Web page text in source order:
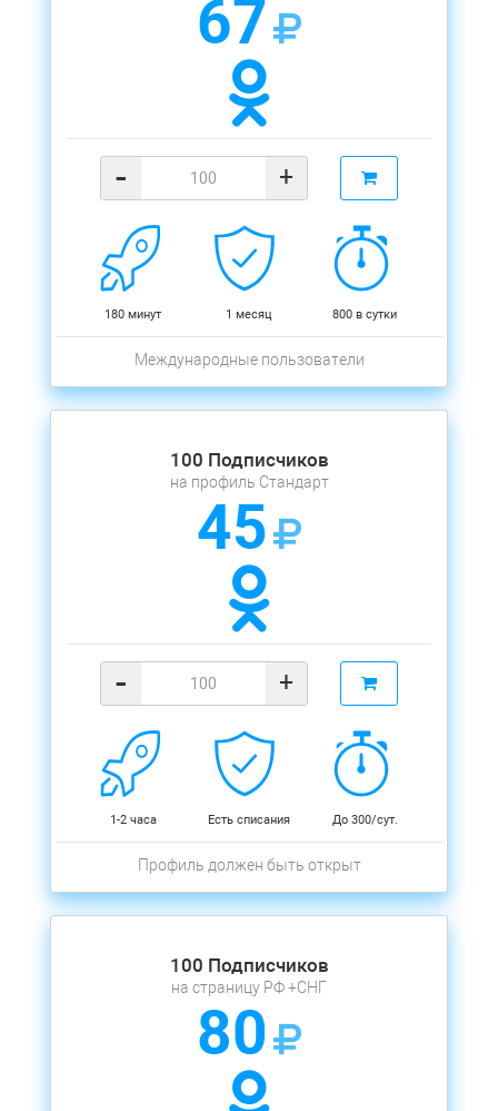
67
- +
180 минут 1 месяц 800 в сутки
Международные пользователи
100 Подписчиков
на профиль Стандарт
45
- +
1-2 часа Есть списания До 300/сут.
Профиль должен быть открыт
100 Подписчиков
на страницу РФ +СНГ
80